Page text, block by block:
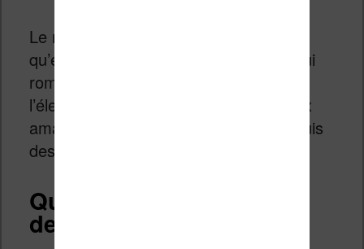
Le résultat est aussi agréable
qu’étonnant, avec une liseuse Nolim qui
rompt radicalement avec les codes de
l’électronique grand public imposés aux
amateurs de lectures numériques depuis
des années.
Qu’attendre des liseuses
de 2018 ?